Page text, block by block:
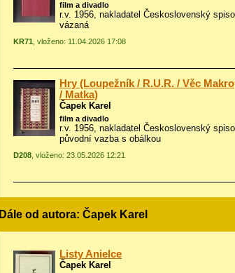
film a divadlo
r.v. 1956, nakladatel Československý
vázaná
KR71 , vloženo: 11.04.2026 17:08
Hry (Loupežník / R.U.R. / Věc
/ Matka)
Čapek Karel
film a divadlo
r.v. 1956, nakladatel Československý
původní vazba s obálkou
D208 , vloženo: 23.05.2026 12:21
Dále od autora: Čapek Karel
Listy Anielce
Čapek Karel